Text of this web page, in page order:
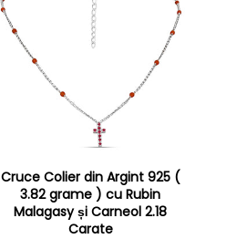
Cruce Colier din Argint 925 (
3.82 grame ) cu Rubin
Malagasy și Carneol 2.18
Carate